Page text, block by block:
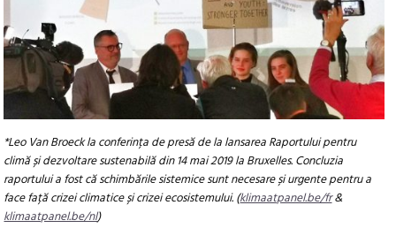
*Leo Van Broeck la conferința de presă de la lansarea Raportului pentru
climă și dezvoltare sustenabilă din 14 mai 2019 la Bruxelles. Concluzia
raportului a fost că schimbările sistemice sunt necesare și urgente pentru a
face față crizei climatice și crizei ecosistemului. (klimaatpanel.be/fr&
klimaatpanel.be/nl)